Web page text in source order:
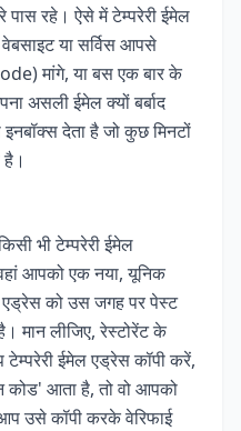
पास रहे। ऐसे में टेम्परेरी ईमेल
या सर्विस आपसे
मांगे, या बस एक बार के
असली ईमेल क्यों बर्बाद
देता है जो कुछ मिनटों
भी टेम्परेरी ईमेल
आपको एक नया, यूनिक
को उस जगह पर पेस्ट
मान लीजिए, रेस्टोरेंट के
ईमेल एड्रेस कॉपी करें,
कोड' आता है, तो वो आपको
उसे कॉपी करके वेरिफाई